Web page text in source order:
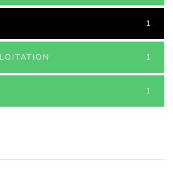
1
1
1